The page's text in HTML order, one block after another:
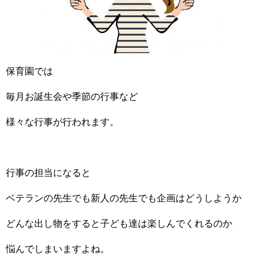
保育園では
毎月お誕生会や季節の行事など
様々な行事が行われます。
行事の担当になると
ベテランの先生でも新人の先生でも企画はどうしようか
どんな出し物をすると子ども達は楽しんでくれるのか
悩んでしまいますよね。